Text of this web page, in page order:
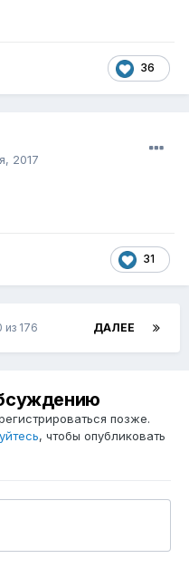
36
2017
31
ДАЛЕЕ
из 176
позже.
, чтобы опубликовать